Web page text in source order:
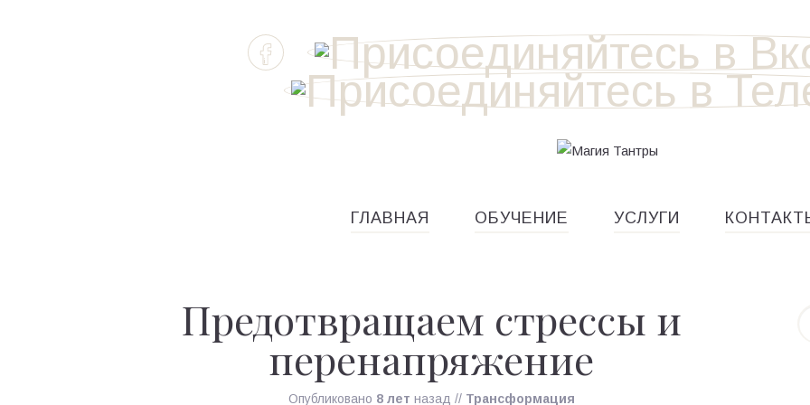
ГЛАВНАЯ ОБУЧЕНИЕ УСЛУГИ
Предотвращаем стрессы и
перенапряжение
Опубликовано 8 лет назад // Трансформация